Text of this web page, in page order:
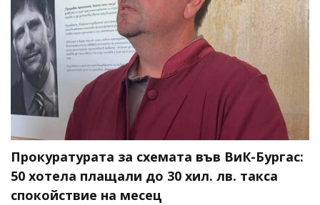
Прокуратурата за схемата във ВиК-Бургас:
50 хотела плащали до 30 хил. лв. такса
спокойствие на месец